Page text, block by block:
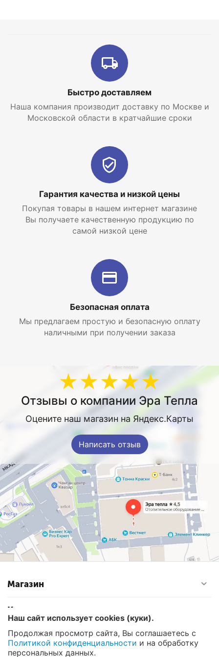
известный корейский производитель, который
использует только высококачественные
материалы и комплектующие.
Быстро доставляем
Наша компания производит доставку по Москве и
Московской области в кратчайшие сроки
Гарантия качества и низкой цены
Покупая товары в нашем интернет магазине
Вы получаете качественную продукцию по
самой низкой цене
Безопасная оплата
Мы предлагаем простую и безопасную оплату
наличными при получении заказа
★★★★★
Отзывы о компании Эра Тепла
Оцените наш магазин на Яндекс.Карты
Написать отзыв
Магазин
Контакты
© 2008 - 2026 Эра Тепла. Интернет магазин отопительных
систем и водоснабжения в Москве
Наш сайт использует cookies (куки).
Продолжая просмотр сайта, Вы соглашаетесь с
Политикой конфиденциальности и на обработку
персональных данных.